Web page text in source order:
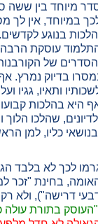
מיוחד בין ששה
במיוחד, אין לך
בנוגע
עוסקת הרבה
של
בדיוק נמרץ. אף
ותאיו, גגיו
היא בהלכות
שהלכו
כליו, למן
לכך לא בלבד
בחינת "זכר
דרישה"), ולא
בתורת עולה